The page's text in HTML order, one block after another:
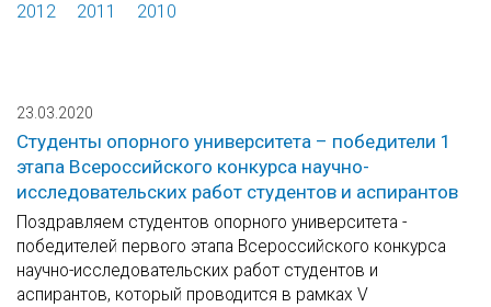
2012
2011 2010
23.03.2020
Студенты опорного университета – победители 1
этапа Всероссийского конкурса научно-
исследовательских работ студентов и аспирантов
Поздравляем студентов опорного университета -
победителей первого этапа Всероссийского конкурса
научно-исследовательских работ студентов и
аспирантов, который проводится в рамках V